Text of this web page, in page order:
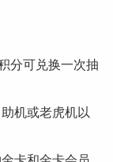
分可兑换一次抽
机或老虎机以